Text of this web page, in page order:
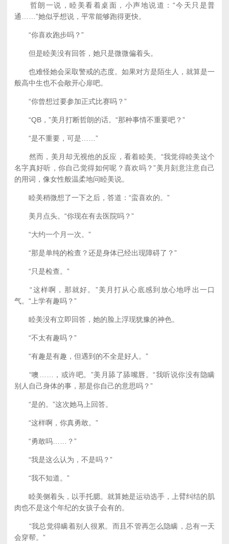
哲朗一说，睦美看着桌面，小声地说道：“今天只是普
通……”她似乎想说，平常能够跑得更快。
“你喜欢跑步吗？”
但是睦美没有回答，她只是微微偏着头。
也难怪她会采取警戒的态度。如果对方是陌生人，就算是一
般高中生也不会敞开心扉吧。
“你曾想过要参加正式比赛吗？”
“QB，”美月打断哲朗的话。“那种事情不重要吧？”
“是不重要，可是……”
然而，美月却无视他的反应，看着睦美。“我觉得睦美这个
名字真好听，你自己觉得如何呢？喜欢吗？”美月刻意注意自己
的用词，像女性般温柔地问睦美说。
睦美稍微想了一下之后，答道：“蛮喜欢的。”
美月点头。“你现在有去医院吗？”
“大约一个月一次。”
“那是单纯的检查？还是身体已经出现障碍了？”
“只是检查。”
“这样啊，那就好。”美月打从心底感到放心地呼出一口
气。“上学有趣吗？”
睦美没有立即回答，她的脸上浮现犹豫的神色。
“不太有趣吗？”
“有趣是有趣，但遇到的不全是好人。”
“噢……，或许吧。”美月舔了舔嘴唇。“我听说你没有隐瞒
别人自己身体的事，那是你自己的意思吗？”
“是的。”这次她马上回答。
“这样啊，你真勇敢。”
“勇敢吗……？”
“我是这么认为，不是吗？”
“我不知道。”
睦美侧着头，以手托腮。就算她是运动选手，上臂纠结的肌
肉也不是这个年纪的女孩子会有的。
“我总觉得瞒着别人很累。而且不管再怎么隐瞒，总有一天
会穿帮。”